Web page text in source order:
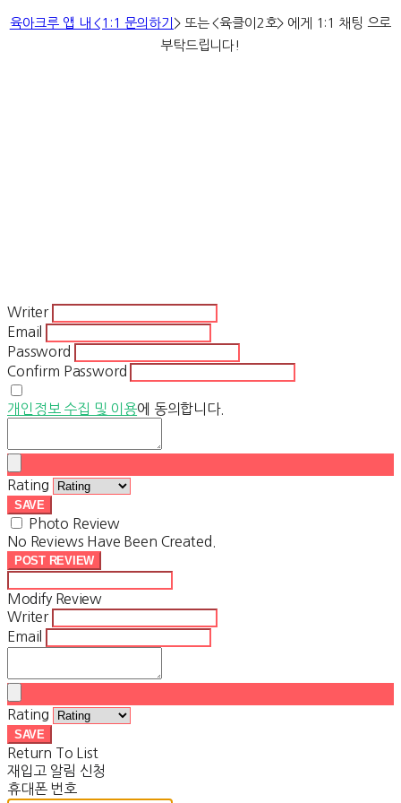
육아크루 앱 내 <1:1 문의하기 > 또는 <육클이2호> 에게 1:1 채팅 으로
부탁드립니다!
Writer
Email
Password
Confirm Password
개인정보 수집 및 이용에 동의합니다.
Rating
SAVE
Photo Review
No Reviews Have Been Created.
POST REVIEW
Modify Review
Writer
Email
Rating
SAVE
Return To List
재입고 알림 신청
휴대폰 번호